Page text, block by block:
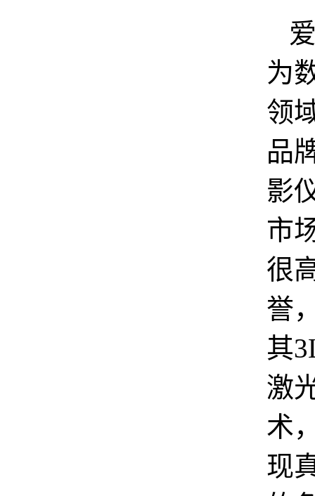
为
领
品
影
市
很
誉
其
激
术
现